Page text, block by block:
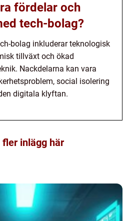
fördelar och
tech-bolag?
bolag inkluderar teknologisk
tillväxt och ökad
Nackdelarna kan vara
social isolering
digitala klyftan.
fler inlägg här